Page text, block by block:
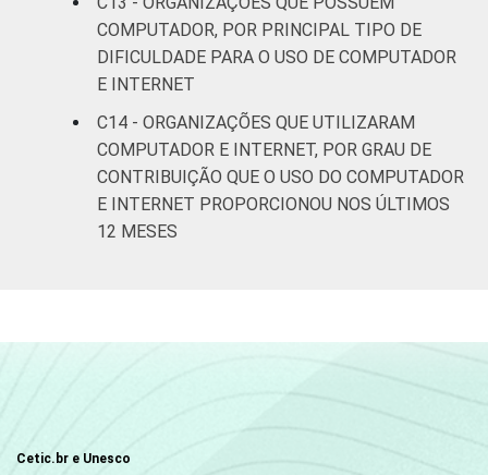
COMPUTADOR, POR PRINCIPAL TIPO DE
DIFICULDADE PARA O USO DE COMPUTADOR
E INTERNET
C14 - ORGANIZAÇÕES QUE UTILIZARAM
COMPUTADOR E INTERNET, POR GRAU DE
CONTRIBUIÇÃO QUE O USO DO COMPUTADOR
E INTERNET PROPORCIONOU NOS ÚLTIMOS
12 MESES
Cetic.br e Unesco